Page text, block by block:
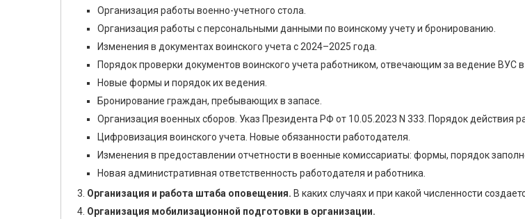
Организация работы военно-учетного стола.
Организация работы с персональными данными по воинскому учету и бронированию.
Изменения в документах воинского учета с 2024–2025 года.
Порядок проверки документов воинского учета работником, отвечающим за ведение ВУС в
Новые формы и порядок их ведения.
Бронирование граждан, пребывающих в запасе.
Организация военных сборов. Указ Президента РФ от 10.05.2023 N 333. Порядок действия
Цифровизация воинского учета. Новые обязанности работодателя.
Изменения в предоставлении отчетности в военные комиссариаты: формы, порядок
Новая административная ответственность работодателя и работника.
Организация и работа штаба оповещения. В каких случаях и при какой численности
Организация мобилизационной подготовки в организации.